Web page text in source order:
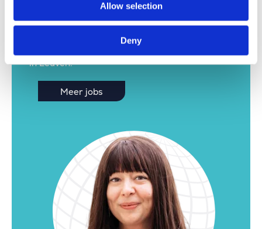
Allow selection
Deny
Hier niet dé job gevonden?
Kijk zeker nog even verder. Wij hebben nog tal
van interessante vacatures voor onze vestiging
in Leuven.
Meer jobs